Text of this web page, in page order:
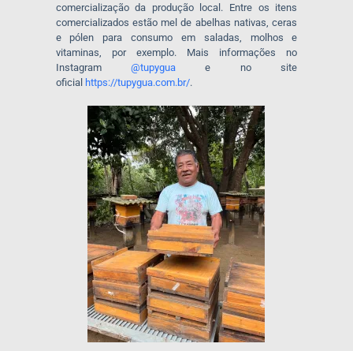
comercialização da produção local. Entre os itens
comercializados estão mel de abelhas nativas, ceras
e pólen para consumo em saladas, molhos e
vitaminas, por exemplo. Mais informações no
Instagram@tupygua e no site
oficial https://tupygua.com.br/.